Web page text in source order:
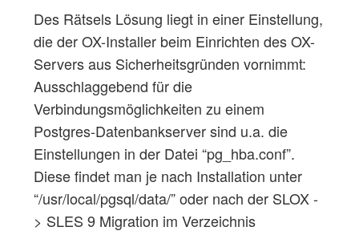
Des Rätsels Lösung liegt in einer Einstellung,
die der OX-Installer beim Einrichten des OX-
Servers aus Sicherheitsgründen vornimmt:
Ausschlaggebend für die
Verbindungsmöglichkeiten zu einem
Postgres-Datenbankserver sind u.a. die
Einstellungen in der Datei “pg_hba.conf”.
Diese findet man je nach Installation unter
“/usr/local/pgsql/data/” oder nach der SLOX -
> SLES 9 Migration im Verzeichnis